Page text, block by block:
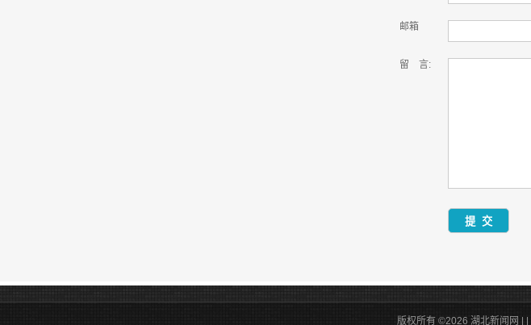
邮箱
留 言:
版权所有 ©2026 湖北新闻网 |